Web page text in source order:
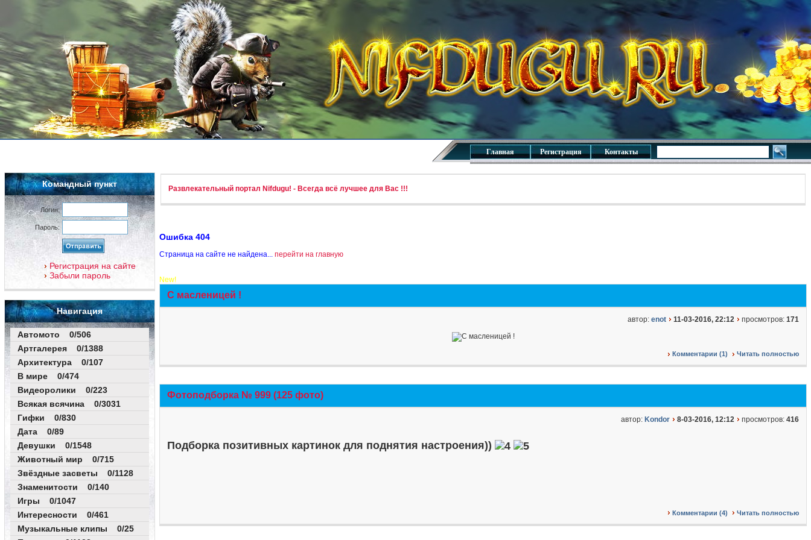
Главная Регистрация Контакты
Командный пункт
Логин:
Пароль:
Регистрация на сайте
Забыли пароль
Навигация
Автомото 0/506
Артгалерея 0/1388
Архитектура 0/107
В мире 0/474
Видеоролики 0/223
Всякая всячина 0/3031
Гифки 0/830
Дата 0/89
Девушки 0/1548
Животный мир 0/715
Звёздные засветы 0/1128
Знаменитости 0/140
Игры 0/1047
Интересности 0/461
Музыкальные клипы 0/25
Развлекательный портал Nifdugu! - Всегда всё лучшее для Вас !!!
Ошибка 404
Страница на сайте не найдена... перейти на главную
New!
С масленицей !
автор: enot 11-03-2016, 22:12 просмотров: 171
Комментарии (1) Читать полностью
Фотоподборка № 999 (125 фото)
автор: Kondor 8-03-2016, 12:12 просмотров: 416
Подборка позитивных картинок для поднятия настроения))
Комментарии (4) Читать полностью